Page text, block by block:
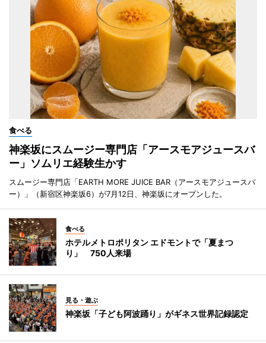
食べる
神楽坂にスムージー専門店「アースモアジュースバ
ー」ソムリエ経験生かす
スムージー専門店「EARTH MORE JUICE BAR（アースモアジュースバ
ー）」（新宿区神楽坂6）が7月12日、神楽坂にオープンした。
食べる
ホテルメトロポリタン エドモントで「夏まつ
り」 750人来場
見る・遊ぶ
神楽坂「子ども阿波踊り」がギネス世界記録認定